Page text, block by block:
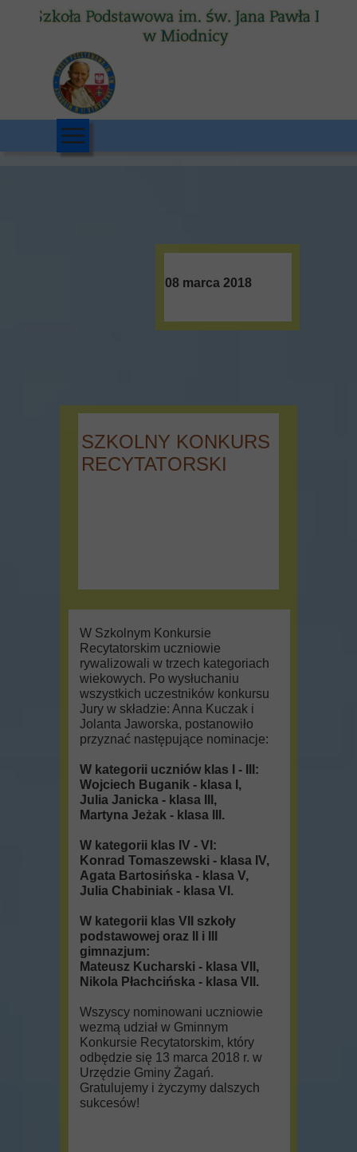
08 marca 2018
W Szkolnym Konkursie
Recytatorskim uczniowie
rywalizowali w trzech kategoriach
wiekowych. Po wysłuchaniu
wszystkich uczestników konkursu
Jury w składzie: Anna Kuczak i
Jolanta Jaworska, postanowiło
przyznać następujące nominacje:
W kategorii uczniów klas I - III:
Wojciech Buganik - klasa I,
Julia Janicka - klasa III,
Martyna Jeżak - klasa III.
W kategorii klas IV - VI:
Konrad Tomaszewski - klasa IV,
Agata Bartosińska - klasa V,
Julia Chabiniak - klasa VI.
W kategorii klas VII szkoły
podstawowej oraz II i III
gimnazjum:
Mateusz Kucharski - klasa VII,
Nikola Płachcińska - klasa VII.
Wszyscy nominowani uczniowie
wezmą udział w Gminnym
Konkursie Recytatorskim, który
odbędzie się 13 marca 2018 r. w
Urzędzie Gminy Żagań.
Gratulujemy i życzymy dalszych
sukcesów!
SZKOLNY KONKURS
RECYTATORSKI